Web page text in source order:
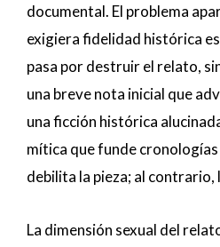
documental. El problema
exigiera fidelidad histórica
pasa por destruir el relato,
una breve nota inicial que
una ficción histórica
mítica que funde
debilita la pieza; al contrario,
La dimensión sexual del